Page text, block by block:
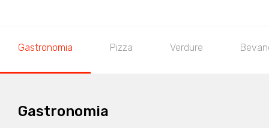
Gastronomia Pizza Verdure
Gastronomia